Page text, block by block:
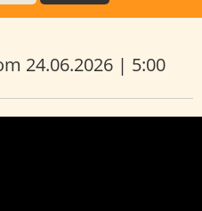
24.06.2026 | 5:00